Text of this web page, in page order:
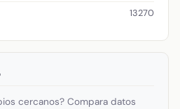
13270
cercanos? Compara datos